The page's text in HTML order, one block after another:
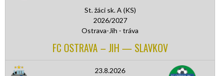
St. žáci sk. A (KS)
2026/2027
Ostrava-Jih - tráva
FC OSTRAVA – JIH — SLAVKOV
23.8.2026